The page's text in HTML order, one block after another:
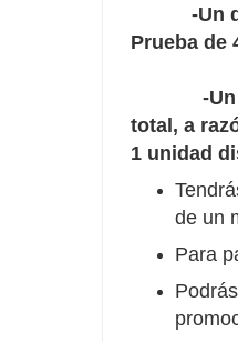
-Un
Prueba de
-Un
total, a
1 unidad
de un
Para